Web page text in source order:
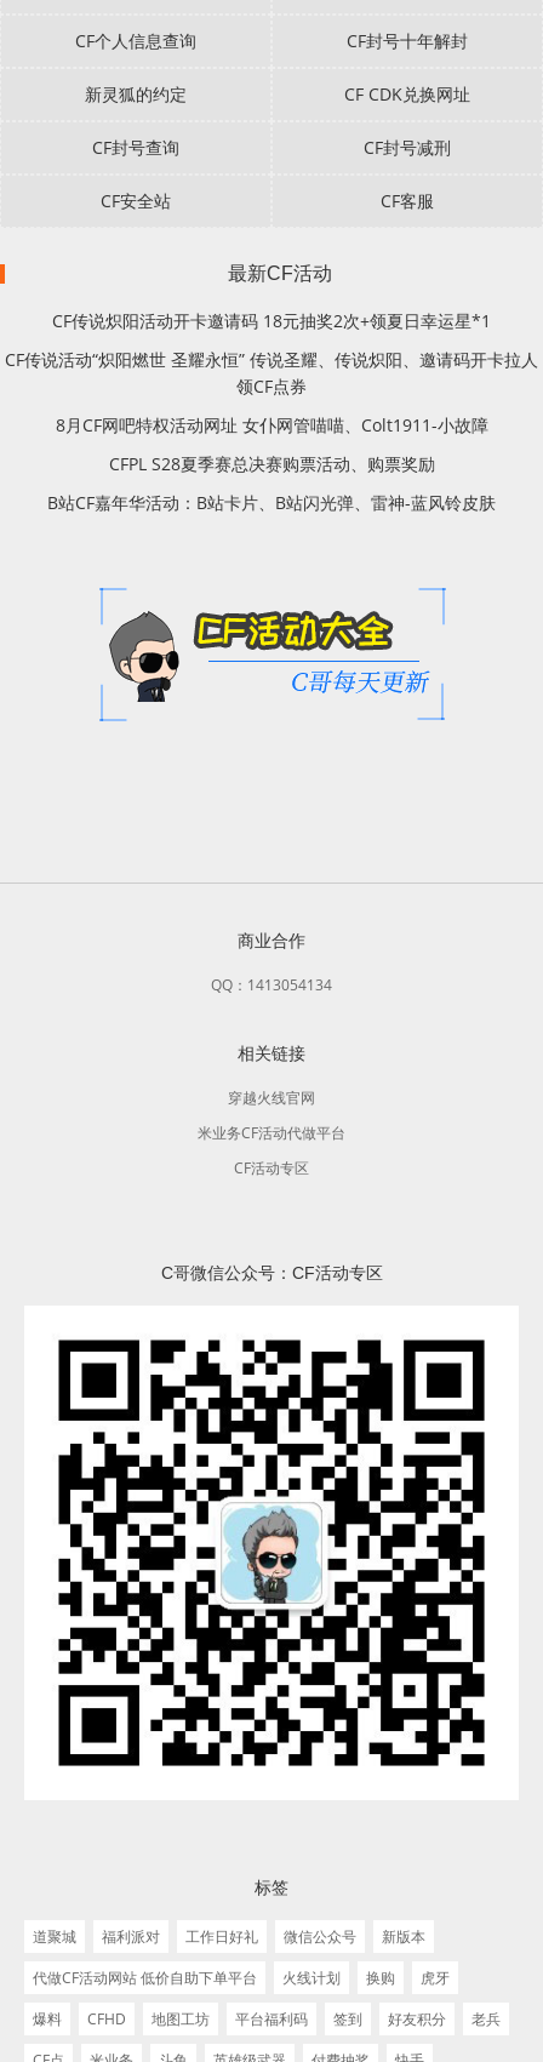
CF个人信息查询 CF封号十年解封
新灵狐的约定 CF CDK兑换网址
CF封号查询 CF封号减刑
CF安全站 CF客服
最新CF活动
CF传说炽阳活动开卡邀请码 18元抽奖2次+领夏日幸运星*1
CF传说活动“炽阳燃世 圣耀永恒” 传说圣耀、传说炽阳、邀请码开卡拉人
领CF点券
8月CF网吧特权活动网址 女仆网管喵喵、Colt1911-小故障
CFPL S28夏季赛总决赛购票活动、购票奖励
B站CF嘉年华活动：B站卡片、B站闪光弹、雷神-蓝风铃皮肤
商业合作
QQ：1413054134
相关链接
穿越火线官网
米业务CF活动代做平台
CF活动专区
C哥微信公众号：CF活动专区
标签
道聚城 福利派对 工作日好礼 微信公众号
新版本
代做CF活动网站 低价自助下单平台
火线计划 换购
虎牙
爆料
CFHD 地图工坊 平台福利码 签到 好友积分
老兵